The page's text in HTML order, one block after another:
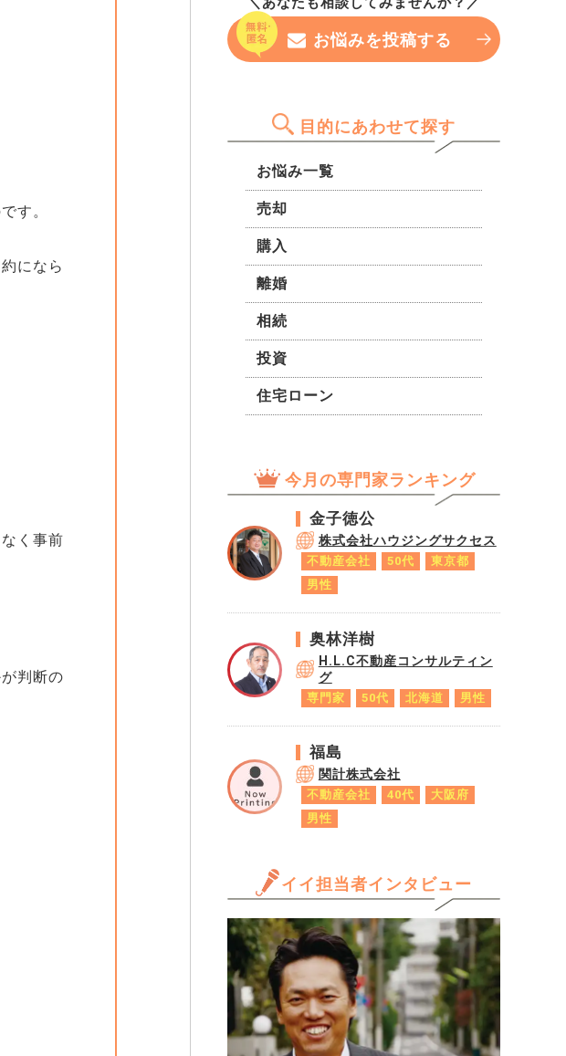
す。
になら
く事前
判断の
ま申し込んでみても大丈夫なの
か…。 専門家の方の率直な意見
を聞きたいです。
を聞きたいです。 無理のない
範囲で組みたいのですが、希望
の物件がどこも1億円前後のた
見せてもらいましたが、将来的
な大規模修繕計画が曖昧で、積
立金も十分か不安です。 最
た。 どの点を確認すれば健全
な管理組合か見極められるの
か、具体的に知りたいです。
お悩みを投稿する
目的にあわせて探す
お悩み一覧
売却
購入
離婚
相続
投資
住宅ローン
今月の専門家ランキング
金子徳公
株式会社ハウジングサクセス
不動産会社 50代
東京都
男性
奥林洋樹
H.L.C不動産コンサルティン
グ
専門家 50代 北海道 男性
福島
関計株式会社
不動産会社 40代
大阪府
男性
イイ担当者インタビュー